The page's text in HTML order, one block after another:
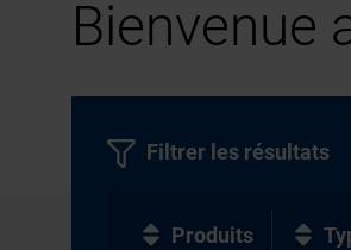
Bienvenue
Filtrer les résultats
Produits